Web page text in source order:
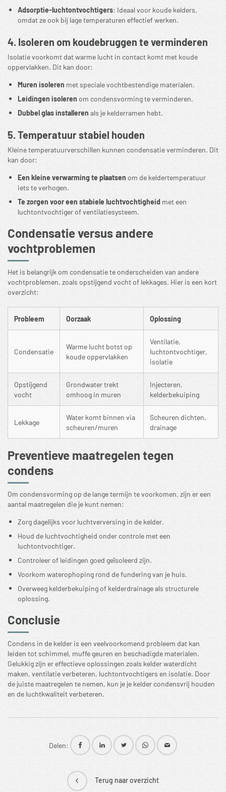
Adsorptie-luchtontvochtigers: Ideaal voor koude kelders,
omdat ze ook bij lage temperaturen effectief werken.
4. Isoleren om koudebruggen te verminderen
Isolatie voorkomt dat warme lucht in contact komt met koude
oppervlakken. Dit kan door:
Muren isoleren met speciale vochtbestendige materialen.
Leidingen isoleren om condensvorming te verminderen.
Dubbel glas installeren als je kelderramen hebt.
5. Temperatuur stabiel houden
Kleine temperatuurverschillen kunnen condensatie verminderen. Dit
kan door:
Een kleine verwarming te plaatsen om de keldertemperatuur
iets te verhogen.
Te zorgen voor een stabiele luchtvochtigheid met een
luchtontvochtiger of ventilatiesysteem.
Condensatie versus andere
vochtproblemen
Het is belangrijk om condensatie te onderscheiden van andere
vochtproblemen, zoals opstijgend vocht of lekkages. Hier is een kort
overzicht:
Probleem Oorzaak Oplossing
Condensatie
Warme lucht botst op
koude oppervlakken
Ventilatie,
luchtontvochtiger,
isolatie
Opstijgend
vocht
Grondwater trekt
omhoog in muren
Injecteren,
kelderbekuiping
Lekkage
Water komt binnen via
scheuren/muren
Scheuren dichten,
drainage
Preventieve maatregelen tegen
condens
Om condensvorming op de lange termijn te voorkomen, zijn er een
aantal maatregelen die je kunt nemen:
Zorg dagelijks voor luchtverversing in de kelder.
Houd de luchtvochtigheid onder controle met een
luchtontvochtiger.
Controleer of leidingen goed geïsoleerd zijn.
Voorkom waterophoping rond de fundering van je huis.
Overweeg kelderbekuiping of kelderdrainage als structurele
oplossing.
Conclusie
Condens in de kelder is een veelvoorkomend probleem dat kan
leiden tot schimmel, muffe geuren en beschadigde materialen.
Gelukkig zijn er effectieve oplossingen zoals kelder waterdicht
maken, ventilatie verbeteren, luchtontvochtigers en isolatie. Door
de juiste maatregelen te nemen, kun je je kelder condensvrij houden
en de luchtkwaliteit verbeteren.
Terug naar overzicht
Delen: